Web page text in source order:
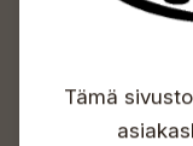
Lauantaisin 09-16
Tämä